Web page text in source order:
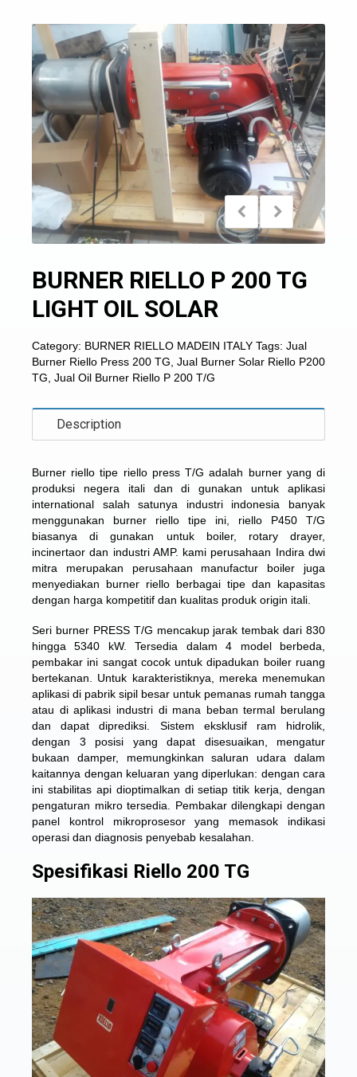
BURNER RIELLO P 200 TG
LIGHT OIL SOLAR
Category: BURNER RIELLO MADEIN ITALY Tags: Jual
Burner Riello Press 200 TG Jual Burner Solar Riello P200
TG Jual Oil Burner Riello P 200 T/G
Description
Burner riello tipe riello press T/G adalah burner yang di
produksi negera itali dan di gunakan untuk aplikasi
international salah satunya industri indonesia banyak
menggunakan burner riello tipe ini, riello P450 T/G
biasanya di gunakan untuk boiler, rotary drayer,
incinertaor dan industri AMP. kami perusahaan Indira dwi
mitra merupakan perusahaan manufactur boiler juga
menyediakan burner riello berbagai tipe dan kapasitas
dengan harga kompetitif dan kualitas produk origin itali.
Seri burner PRESS T/G mencakup jarak tembak dari 830
hingga 5340 kW. Tersedia dalam 4 model berbeda,
pembakar ini sangat cocok untuk dipadukan boiler ruang
bertekanan. Untuk karakteristiknya, mereka menemukan
aplikasi di pabrik sipil besar untuk pemanas rumah tangga
atau di aplikasi industri di mana beban termal berulang
dan dapat diprediksi. Sistem eksklusif ram hidrolik,
dengan 3 posisi yang dapat disesuaikan, mengatur
bukaan damper, memungkinkan saluran udara dalam
kaitannya dengan keluaran yang diperlukan: dengan cara
ini stabilitas api dioptimalkan di setiap titik kerja, dengan
pengaturan mikro tersedia. Pembakar dilengkapi dengan
panel kontrol mikroprosesor yang memasok indikasi
operasi dan diagnosis penyebab kesalahan.
Spesifikasi Riello 200 TG